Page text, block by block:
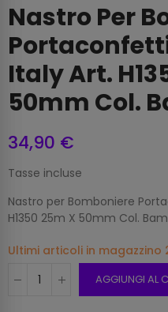
Nastro Per
Portaconfetti
Italy Art.
50mm Col.
34,90 €
Tasse incluse
Nastro per Bomboniere
H1350 25m X 50mm Col.
Ultimi articoli in magazzino
AGGIUNGI AL